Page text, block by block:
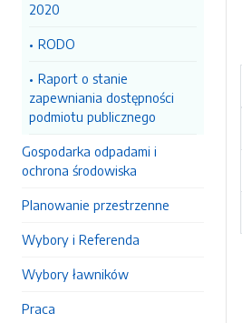
2020
RODO
Raport o stanie
zapewniania dostępności
podmiotu publicznego
Gospodarka odpadami i
ochrona środowiska
Planowanie przestrzenne
Wybory i Referenda
Wybory ławników
Praca